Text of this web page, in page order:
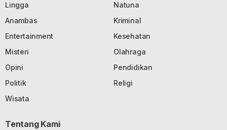
Lingga
Natuna
Anambas
Kriminal
Entertainment
Kesehatan
Misteri
Olahraga
Opini
Pendidikan
Politik
Religi
Wisata
Tentang Kami